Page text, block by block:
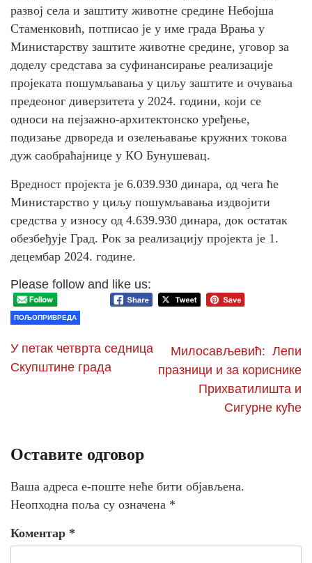
развој села и заштиту животне средине Небојша
Стаменковић, потписао је у име града Врања у
Министарству заштите животне средине, уговор за
доделу средстава за суфинансирање реализације
пројеката пошумљавања у циљу заштите и очувања
предеоног диверзитета у 2024. години, који се
односи на пејзажно-архитектонско уређење,
подизање дрвореда и озелењавање кружних токова
дуж саобраћајнице у КО Бунушевац.
Вредност пројекта је 6.039.930 динара, од чега ће
Министарство у циљу пошумљавања издвојити
средства у износу од 4.639.930 динара, док остатак
обезбеђује Град. Рок за реализацију пројекта је 1.
децембар 2024. године.
Please follow and like us:
ПОЉОПРИВРЕДА
У петак четврта седница
Скупштине града
Милосављевић: Лепи
празници и за кориснике
Прихватилишта и
Сигурне куће
Оставите одговор
Ваша адреса е-поште неће бити објављена.
Неопходна поља су означена *
Коментар *